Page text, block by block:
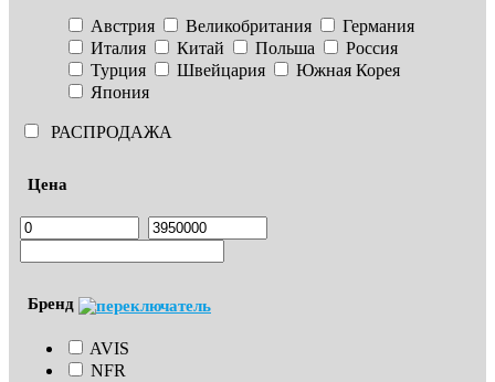
Австрия Великобритания
Германия
Италия
Китай Польша
Россия
Турция
Швейцария
Южная Корея
Япония
РАСПРОДАЖА
Цена
Бренд
AVIS
NFR